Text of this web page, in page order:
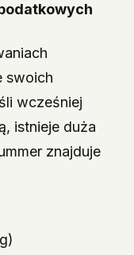
swoich
wcześniej
istnieje duża
znajduje